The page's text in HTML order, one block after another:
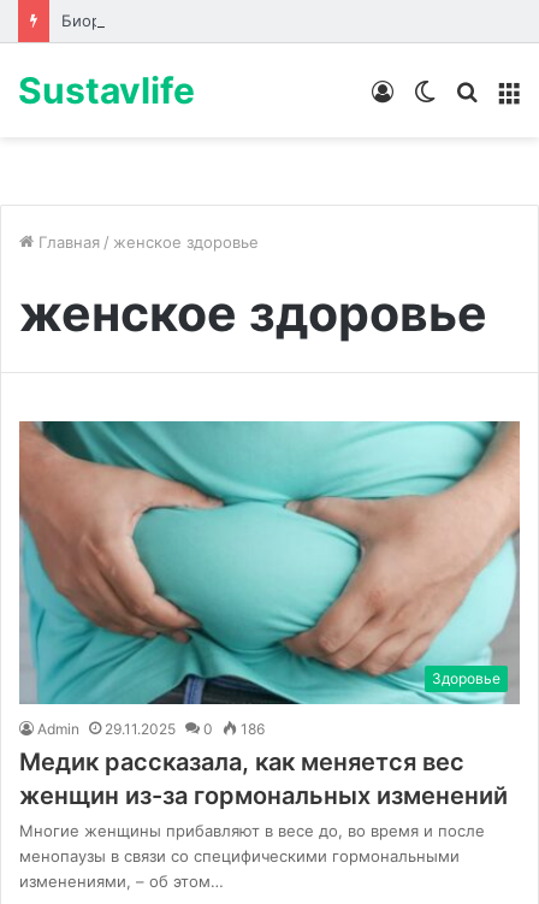
Sustavlife
Switch
Войти
Главная / женское здоровье
женское здоровье
Здоровье
Admin 29.11.2025 0 186
Медик рассказала, как меняется вес
женщин из-за гормональных изменений
Многие женщины прибавляют в весе до, во время и после
менопаузы в связи со специфическими гормональными
изменениями, – об этом…